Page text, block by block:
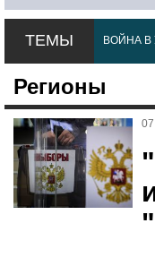
ТЕМЫ ВОЙНА В
Регионы